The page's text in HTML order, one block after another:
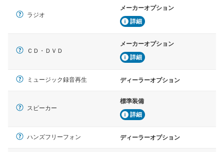
ラジオ
メーカーオプション
詳細
ＣＤ・ＤＶＤ
メーカーオプション
詳細
ミュージック録音再生 ディーラーオプション
スピーカー
標準装備
詳細
ハンズフリーフォン ディーラーオプション